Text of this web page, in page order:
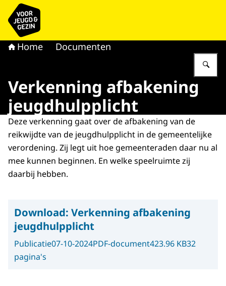
Naar de homepage van voor Jeugd & Gezin
Home Documenten
Verkenning afbakening
jeugdhulpplicht
Deze verkenning gaat over de afbakening van de
reikwijdte van de jeugdhulpplicht in de gemeentelijke
verordening. Zij legt uit hoe gemeenteraden daar nu al
mee kunnen beginnen. En welke speelruimte zij
daarbij hebben.
Download: Verkenning afbakening
jeugdhulpplicht
Publicatie07-10-2024PDF-document423.96 KB32
pagina's